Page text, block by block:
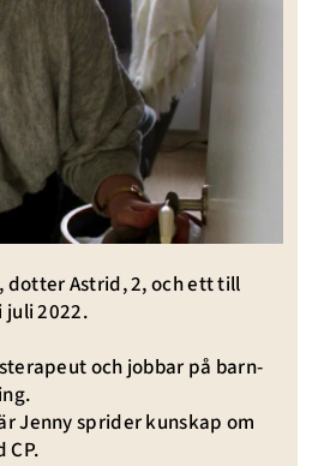
dotter Astrid, 2, och ett till
juli 2022.
och jobbar på barn-
Jenny sprider kunskap om
CP.